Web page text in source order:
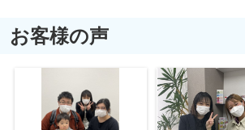
お客様の声